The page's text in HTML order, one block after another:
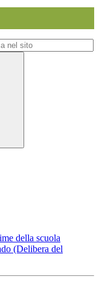
della scuola
(Delibera del